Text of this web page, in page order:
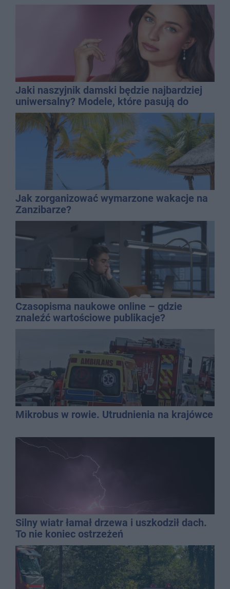
Jaki naszyjnik damski będzie najbardziej
uniwersalny? Modele, które pasują do
wielu stylizacji
Jak zorganizować wymarzone wakacje na
Zanzibarze?
Czasopisma naukowe online – gdzie
znaleźć wartościowe publikacje?
Mikrobus w rowie. Utrudnienia na krajówce
Silny wiatr łamał drzewa i uszkodził dach.
To nie koniec ostrzeżeń